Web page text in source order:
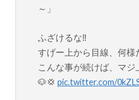
～」
ふざけるな‼️
すげー上から目線、何様
こんな事が続けば、マジ
🐶💢 pic.twitter.com/